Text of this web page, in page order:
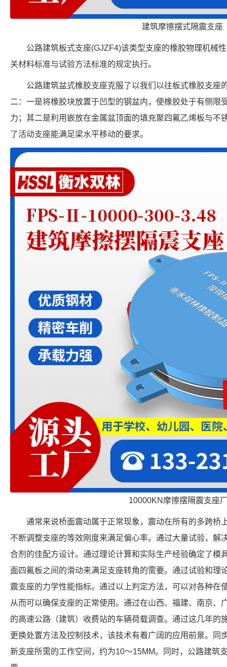
建筑摩擦摆式隔震支座
公路建筑板式支座(GJZF4)该类型支座的橡胶物理机械
关材料标准与试验方法标准的规定执行。
公路建筑盆式橡胶支座克服了以我们以往板式橡胶支座
二：一是将橡胶块放置于凹型的钢盆内，使橡胶处于有侧限
力；其二是利用嵌放在金属盆顶面的填充聚四氟乙烯板与不
了活动支座能满足梁水平移动的要求。
10000KN摩擦摆隔震支座
通常来说桥面震动属于正常现象，震动在所有的多跨桥
不断调整支座的等效刚度来满足偏心率。通过大量试验，解
合剂的佳配方设计。通过理论计算和实际生产经验确定了模
面四氟板之间的滑动来满足支座转角的需要。通过试验和理
震支座的力学性能指标。通过以上判定方法，可以对各种在
从而可以确保支座的正常使用。通过在山西、福建、南京、
的高速公路（建筑）收费站的车辆荷载调查。通过这几年的
更换处置方法及控制技术，该技术有着广阔的应用前景。同
新支座所需的工作空间，约为10～15MM。同时，公路建筑